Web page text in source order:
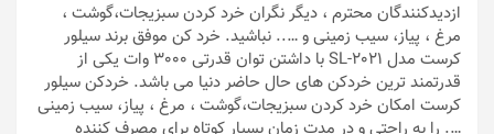
ازدیدکنندگان محترم ، دیگر نگران خرد کردن سبزیجات،گوشت ،
مرغ ، پیاز، سیب زمینی و ….. نباشید. خرد کن موفق برند سیلور
کرست مدل SL-2021 با داشتن توان قدرتی 3000 وات یکی از
قدرتمند ترین خردکن های حال حاضر دنیا می باشد. خردکن سیلور
کرست امکان خرد کردن سبزیجات،گوشت ، مرغ ، پیاز، سیب زمینی